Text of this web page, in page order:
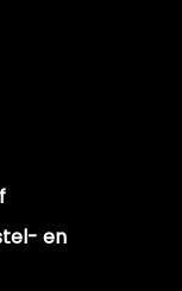
en